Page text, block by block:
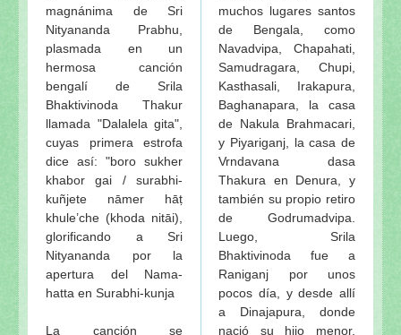
magnánima de Sri
Nityananda Prabhu,
plasmada en un
hermosa canción
bengalí de Srila
Bhaktivinoda Thakur
llamada "Dalalela gita",
cuyas primera estrofa
dice así: "boro sukher
khabor gai / surabhi-
kuñjete nāmer hāṭ
khule’che (khoda nitāi),
glorificando a Sri
Nityananda por la
apertura del Nama-
hatta en Surabhi-kunja
La canción se
muchos lugares santos
de Bengala, como
Navadvipa, Chapahati,
Samudragara, Chupi,
Kasthasali, Irakapura,
Baghanapara, la casa
de Nakula Brahmacari,
y Piyariganj, la casa de
Vrndavana dasa
Thakura en Denura, y
también su propio retiro
de Godrumadvipa.
Luego, Srila
Bhaktivinoda fue a
Raniganj por unos
pocos día, y desde allí
a Dinajapura, donde
nació su hijo menor,